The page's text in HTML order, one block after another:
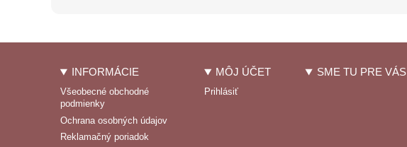
INFORMÁCIE
Všeobecné obchodné
podmienky
Ochrana osobných údajov
Reklamačný poriadok
MÔJ ÚČET
Prihlásiť
SME TU PRE VÁS